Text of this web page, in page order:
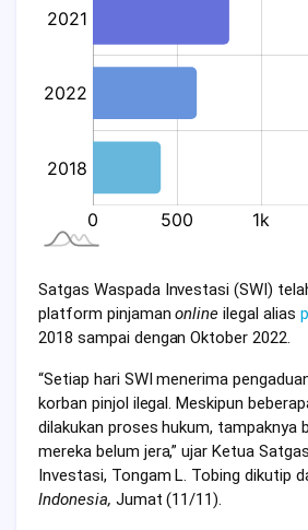
Satgas Waspada Investasi (SWI)
platform pinjamanonline ilegal alias
2018 sampai dengan Oktober 2022.
“Setiap hari SWI menerima
korban pinjol ilegal. Meskipun
dilakukan proses hukum, tampaknya
mereka belum jera,” ujar Ketua
Investasi, Tongam L. Tobing dikutip
Indonesia, Jumat (11/11).